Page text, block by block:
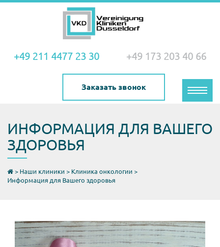
+49 211 4477 23 30 +49 173 203 40 66
Заказать звонок
Toggle
ИНФОРМАЦИЯ ДЛЯ ВАШЕГО
ЗДОРОВЬЯ
> Наши клиники > Клиника онкологии >
Информация для Вашего здоровья